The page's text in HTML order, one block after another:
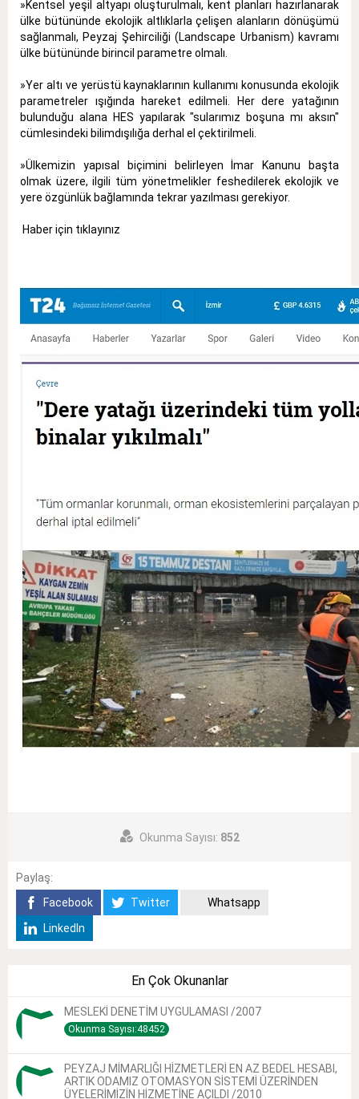
»Kentsel yeşil altyapı oluşturulmalı, kent planları hazırlanarak
ülke bütününde ekolojik altlıklarla çelişen alanların dönüşümü
sağlanmalı, Peyzaj Şehirciliği (Landscape Urbanism) kavramı
ülke bütününde birincil parametre olmalı.
»Yer altı ve yerüstü kaynaklarının kullanımı konusunda ekolojik
parametreler ışığında hareket edilmeli. Her dere yatağının
bulunduğu alana HES yapılarak "sularımız boşuna mı aksın"
cümlesindeki bilimdışılığa derhal el çektirilmeli.
»Ülkemizin yapısal biçimini belirleyen İmar Kanunu başta
olmak üzere, ilgili tüm yönetmelikler feshedilerek ekolojik ve
yere özgünlük bağlamında tekrar yazılması gerekiyor.
Haber için tıklayınız
Okunma Sayısı: 852
Paylaş:
Facebook
Twitter
Whatsapp
LinkedIn
En Çok Okunanlar
MESLEKİ DENETİM UYGULAMASI /2007
Okunma Sayısı:48452
PEYZAJ MİMARLIĞI HİZMETLERİ EN AZ BEDEL HESABI,
ARTIK ODAMIZ OTOMASYON SİSTEMİ ÜZERİNDEN
ÜYELERİMİZİN HİZMETİNE AÇILDI /2010